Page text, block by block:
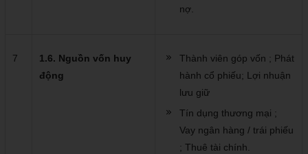
nợ.
7
1.6. Nguồn vốn huy
động
Thành viên góp vốn ; Phát
hành cổ phiếu; Lợi nhuận
lưu giữ
Tín dụng thương mại ;
Vay ngân hàng / trái phiếu
; Thuê tài chính.